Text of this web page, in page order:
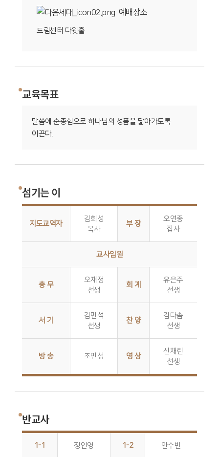
예배장소
드림센터 다윗홀
교육목표
말씀에 순종함으로 하나님의 성품을 닮아가도록
이끈다.
섬기는 이
지도교역자
김희성
목사
부 장
오연종
집사
교사임원
총 무
오재정
선생
회 계
유은주
선생
서 기
김민석
선생
찬 양
김다솜
선생
방 송 조민성 영 상
신채린
선생
반교사
1-1 정인영 1-2 안수빈